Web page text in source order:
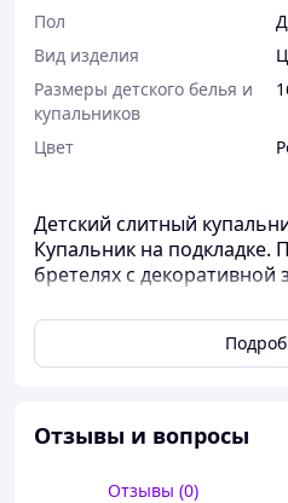
Пол
Вид изделия
Размеры детского белья и
купальников
Цвет
Детский слитный
Купальник на
бретелях с декоративной
р.158-164, 12-14 лет:
груди (ПОГ) 36
отсутствуют
Отзывы и вопросы
Отзывы (0)